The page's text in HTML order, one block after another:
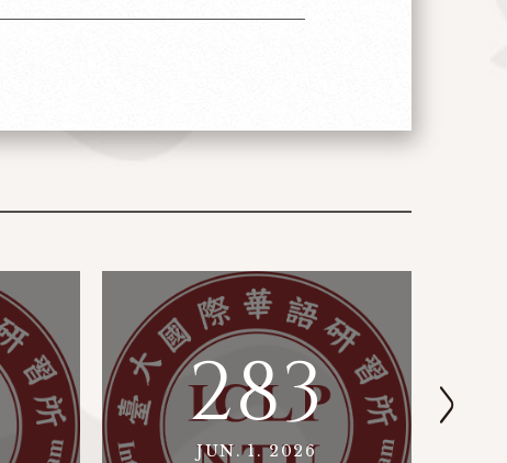
283
JUN. 1. 2026